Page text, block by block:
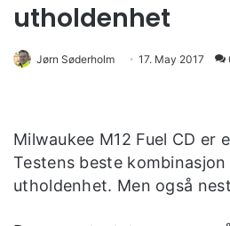
utholdenhet
Jørn Søderholm 17. May 2017
Milwaukee M12 Fuel CD er
Testens beste
utholdenhet. Men også